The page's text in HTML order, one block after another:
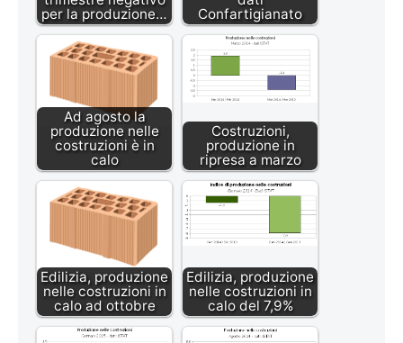
per la produzione…
Confartigianato
Ad agosto la
produzione nelle
costruzioni è in
calo
Costruzioni,
produzione in
ripresa a marzo
Edilizia, produzione
nelle costruzioni in
calo ad ottobre
Edilizia, produzione
nelle costruzioni in
calo del 7,9%